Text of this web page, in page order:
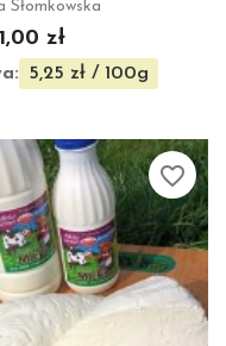
Słomkowska
zł
5,25 zł / 100g
favorite_border